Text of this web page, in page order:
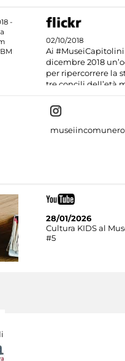
02/10/2018
Ai
dicembre 2018
per ripercorrere la
tre concili dell’età
28/01/2026
Cultura KIDS al
#5